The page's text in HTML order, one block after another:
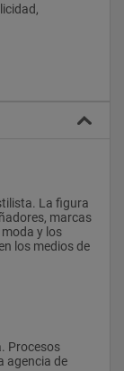
La figura
marcas
y los
los medios de
Procesos
agencia de